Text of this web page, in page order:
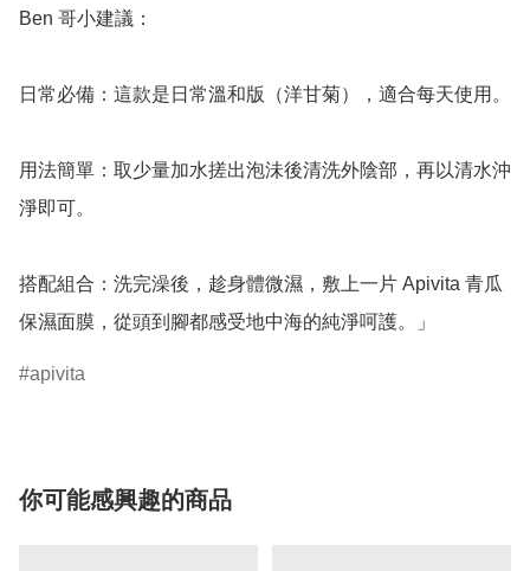
Ben 哥小建議：
日常必備：這款是日常溫和版（洋甘菊），適合每天使用。
用法簡單：取少量加水搓出泡沬後清洗外陰部，再以清水沖
淨即可。
搭配組合：洗完澡後，趁身體微濕，敷上一片 Apivita 青瓜
保濕面膜，從頭到腳都感受地中海的純淨呵護。」
apivita
你可能感興趣的商品